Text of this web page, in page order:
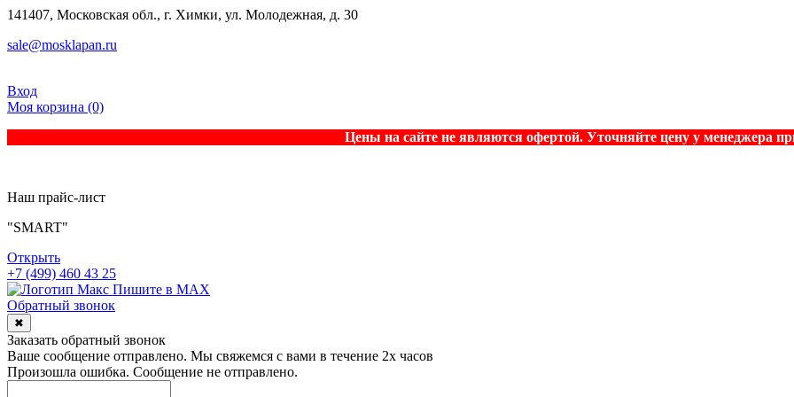
141407, Московская обл., г. Химки, ул. Молодежная, д. 30
sale@mosklapan.ru
Вход
Моя корзина (0)
Цены на сайте не являются офертой. Уточняйте цену у менеджера
Наш прайс-лист
"SMART"
Открыть
+7 (499) 460 43 25
Пишите в MAX
Обратный звонок
✖
Заказать обратный звонок
Ваше сообщение отправлено. Мы свяжемся с вами в течение 2х часов
Произошла ошибка. Сообщение не отправлено.